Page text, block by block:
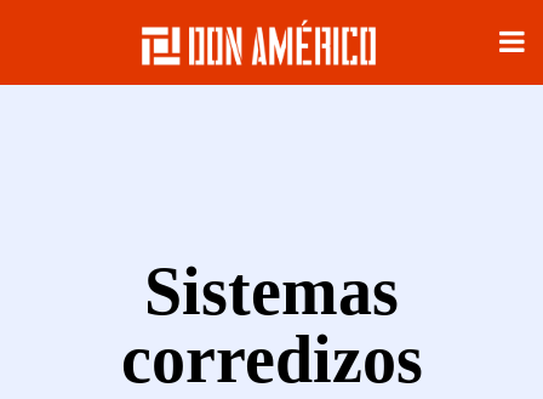
Sistemas
corredizos